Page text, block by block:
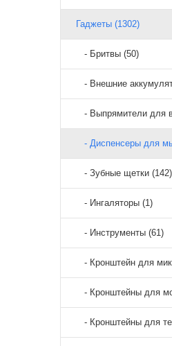
Гаджеты (1302)
- Бритвы (50)
- Внешние
- Выпрямители для
- Диспенсеры для
- Зубные щетки (142)
- Ингаляторы (1)
- Инструменты (61)
- Кронштейн для
- Кронштейны для
- Кронштейны для